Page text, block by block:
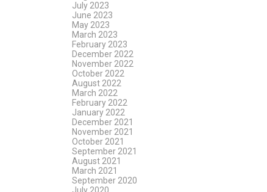
July 2023
June 2023
May 2023
March 2023
February 2023
December 2022
November 2022
October 2022
August 2022
March 2022
February 2022
January 2022
December 2021
November 2021
October 2021
September 2021
August 2021
March 2021
September 2020